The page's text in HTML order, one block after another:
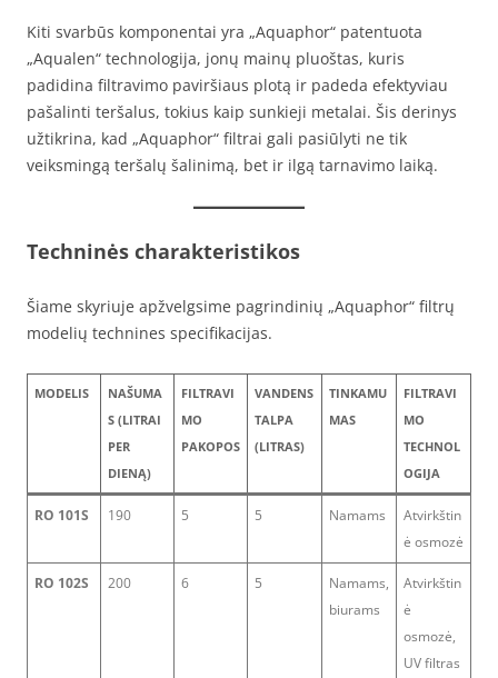
Kiti svarbūs komponentai yra „Aquaphor“ patentuota
„Aqualen“ technologija, jonų mainų pluoštas, kuris
padidina filtravimo paviršiaus plotą ir padeda efektyviau
pašalinti teršalus, tokius kaip sunkieji metalai. Šis derinys
užtikrina, kad „Aquaphor“ filtrai gali pasiūlyti ne tik
veiksmingą teršalų šalinimą, bet ir ilgą tarnavimo laiką.
Techninės charakteristikos
Šiame skyriuje apžvelgsime pagrindinių „Aquaphor“ filtrų
modelių technines specifikacijas.
MODELIS
NAŠUMA
S (LITRAI
PER
DIENĄ)
FILTRAVI
MO
PAKOPOS
VANDENS
TALPA
(LITRAS)
TINKAMU
MAS
FILTRAVI
MO
TECHNOL
OGIJA
RO 101S 190 5 5 Namams
Atvirkštin
ė osmozė
RO 102S 200 6 5
Namams,
biurams
Atvirkštin
ė
osmozė,
UV filtras